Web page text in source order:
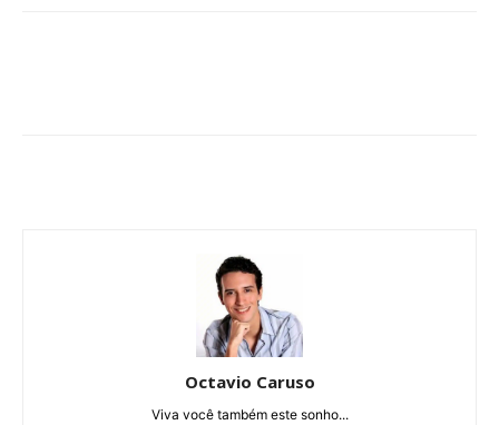
Octavio Caruso
Viva você também este sonho...